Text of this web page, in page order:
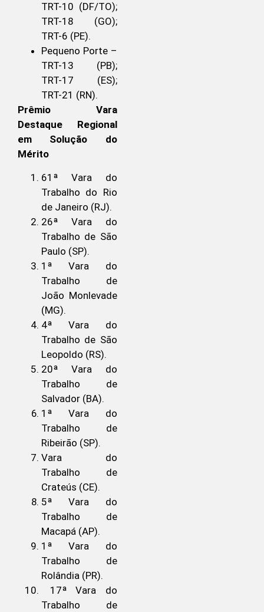
TRT-10 (DF/TO);
TRT-18 (GO);
TRT-6 (PE).
Pequeno Porte –
TRT-13 (PB);
TRT-17 (ES);
TRT-21 (RN).
Prêmio Vara
Destaque Regional
em Solução do
Mérito
61ª Vara do
Trabalho do Rio
de Janeiro (RJ).
26ª Vara do
Trabalho de São
Paulo (SP).
1ª Vara do
Trabalho de
João Monlevade
(MG).
4ª Vara do
Trabalho de São
Leopoldo (RS).
20ª Vara do
Trabalho de
Salvador (BA).
1ª Vara do
Trabalho de
Ribeirão (SP).
Vara do
Trabalho de
Crateús (CE).
5ª Vara do
Trabalho de
Macapá (AP).
1ª Vara do
Trabalho de
Rolândia (PR).
17ª Vara do
Trabalho de